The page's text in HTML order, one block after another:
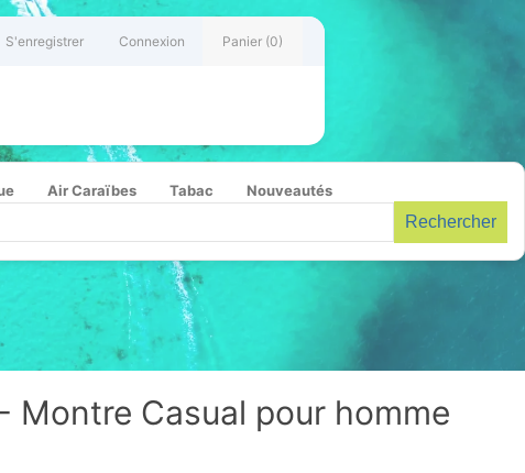
S'enregistrer Connexion Panier (0)
Air Caraïbes Tabac Nouveautés
Rechercher
Montre Casual pour homme